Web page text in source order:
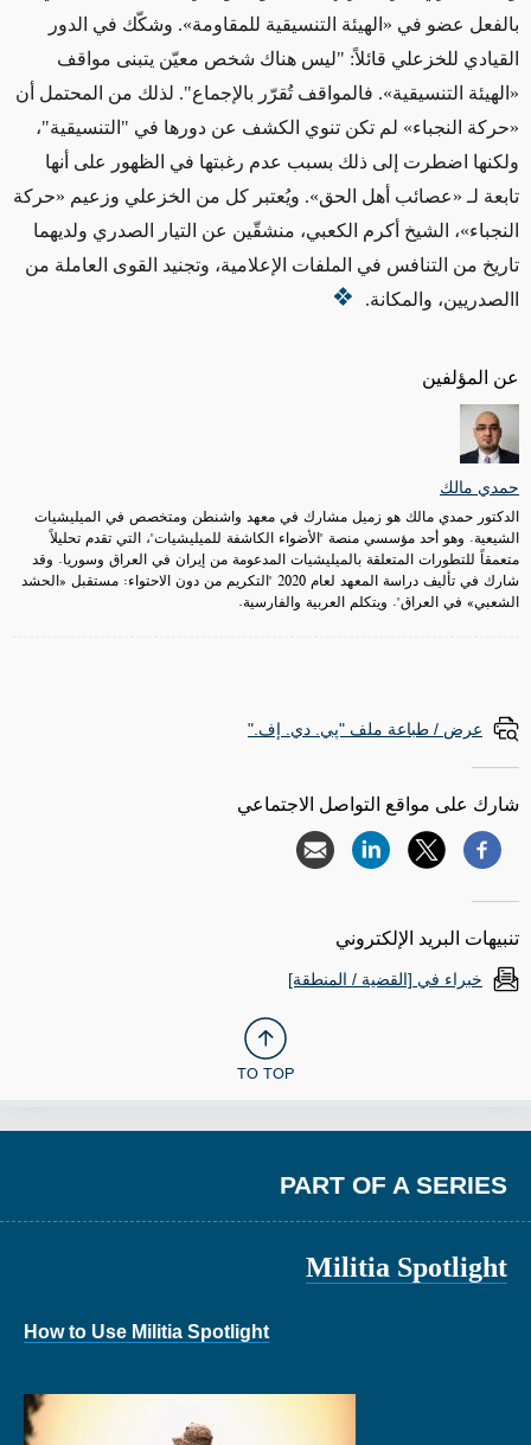
عن المؤلفين
حمدي مالك
الدكتور حمدي مالك هو زميل مشارك في معهد واشنطن ومتخصص في الميليشيات
الشيعية. وهو أحد مؤسسي منصة "الأضواء الكاشفة للميليشيات"، التي تقدم تحليلاً
متعمقاً للتطورات المتعلقة بالميليشيات المدعومة من إيران في العراق وسوريا. وقد
شارك في تأليف دراسة المعهد لعام 2020 "التكريم من دون الاحتواء: مستقبل «الحشد
الشعبي» في العراق". ويتكلم العربية والفارسية.
بالفعل عضو في « الهيئة التنسيقية للمقاومة». وشكّك في الدور
القيادي للخزعلي قائلاً: "ليس هناك شخص معيّن يتبنى مواقف
« الهيئة التنسيقية». فالمواقف تُقرّر بالإجماع". لذلك من المحتمل أن
«حركة النجباء» لم تكن تنوي الكشف عن دورها في "التنسيقية"،
ولكنها اضطرت إلى ذلك بسبب عدم رغبتها في الظهور على أنها
تابعة لـ «عصائب أهل الحق». ويُعتبر كل من الخزعلي وزعيم «حركة
النجباء»، الشيخ أكرم الكعبي، منشقّين عن التيار الصدري ولديهما
تاريخ من التنافس في الملفات الإعلامية، وتجنيد القوى العاملة من
االصدريين، والمكانة.
عرض / طباعة ملف "پي. دي. إف."
شارك على مواقع التواصل الاجتماعي
تنبيهات البريد الإلكتروني
خبراء في [القضية / المنطقة]
TO TOP
PART OF A SERIES
Militia Spotlight
How to Use Militia Spotlight